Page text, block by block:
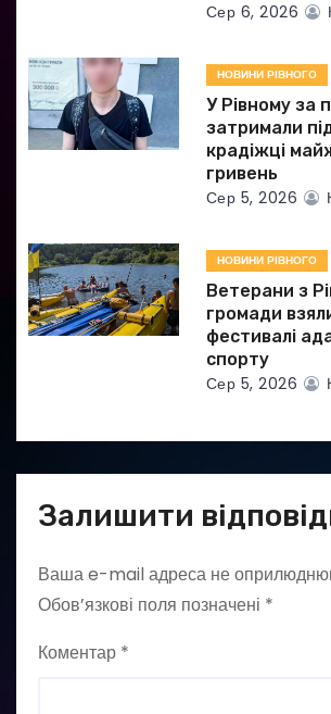
в
Сер 6, 2026
НОВИНИ РІВНОГО
У Рівному за
затримали
крадіжці
гривень
Сер 5, 2026
НОВИНИ РІВНОГО
Ветерани з
громади
фестивалі
спорту
Сер 5, 2026
Залишити
Ваша e-mail адреса не
Обов’язкові поля позначені *
Коментар *